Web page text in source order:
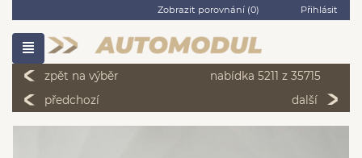
Zobrazit porovnání (0) Přihlásit
zpět na výběr
nabídka 5211 z 35715
předchozí
další